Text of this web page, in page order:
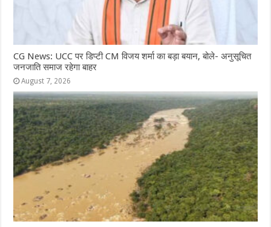
CG News: UCC पर डिप्टी CM विजय शर्मा का बड़ा बयान, बोले- अनुसूचित
जनजाति समाज रहेगा बाहर
August 7, 2026